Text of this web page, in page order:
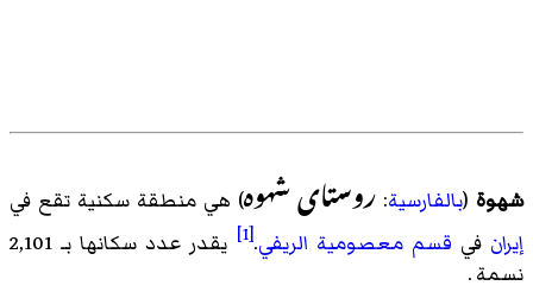
شهوة (بالفارسية: روستای شهوه) هي منطقة سكنية تقع في
إيران في قسم معصومیة الريفي.
[1]
يقدر عدد سكانها بـ 2,101
نسمة .